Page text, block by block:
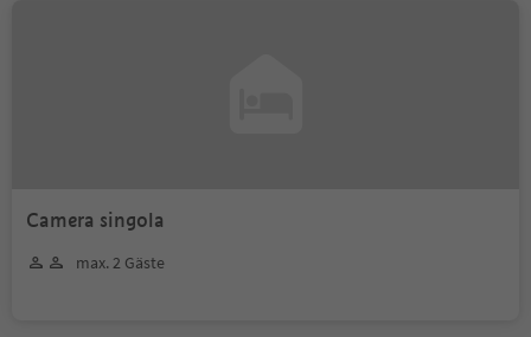
Camera singola
max. 2 Gäste